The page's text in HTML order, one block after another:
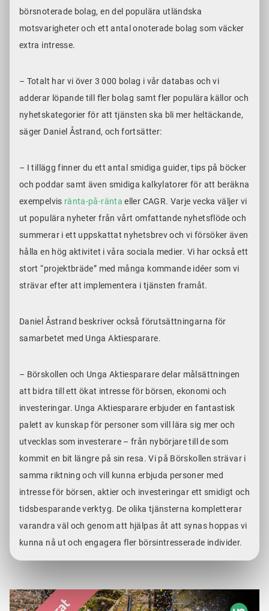
börsnoterade bolag, en del populära utländska
motsvarigheter och ett antal onoterade bolag som väcker
extra intresse.
– Totalt har vi över 3 000 bolag i vår databas och vi
adderar löpande till fler bolag samt fler populära källor och
nyhetskategorier för att tjänsten ska bli mer heltäckande,
säger Daniel Åstrand, och fortsätter:
– I tillägg finner du ett antal smidiga guider, tips på böcker
och poddar samt även smidiga kalkylatorer för att beräkna
exempelvis ränta-på-ränta eller CAGR. Varje vecka väljer vi
ut populära nyheter från vårt omfattande nyhetsflöde och
summerar i ett uppskattat nyhetsbrev och vi försöker även
hålla en hög aktivitet i våra sociala medier. Vi har också ett
stort “projektbräde” med många kommande idéer som vi
strävar efter att implementera i tjänsten framåt.
Daniel Åstrand beskriver också förutsättningarna för
samarbetet med Unga Aktiesparare.
– Börskollen och Unga Aktiesparare delar målsättningen
att bidra till ett ökat intresse för börsen, ekonomi och
investeringar. Unga Aktiesparare erbjuder en fantastisk
palett av kunskap för personer som vill lära sig mer och
utvecklas som investerare – från nybörjare till de som
kommit en bit längre på sin resa. Vi på Börskollen strävar i
samma riktning och vill kunna erbjuda personer med
intresse för börsen, aktier och investeringar ett smidigt och
tidsbesparande verktyg. De olika tjänsterna kompletterar
varandra väl och genom att hjälpas åt att synas hoppas vi
kunna nå ut och engagera fler börsintresserade individer.